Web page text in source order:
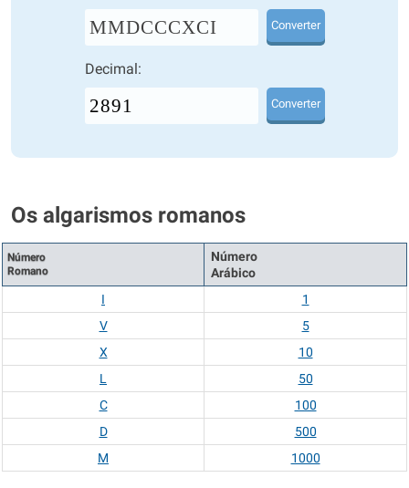
MMDCCCXCI Converter
Decimal:
Converter
Os algarismos romanos
Número
Romano
Número
Arábico
I
1
V
5
X
10
L
50
C
100
D
500
M
1000